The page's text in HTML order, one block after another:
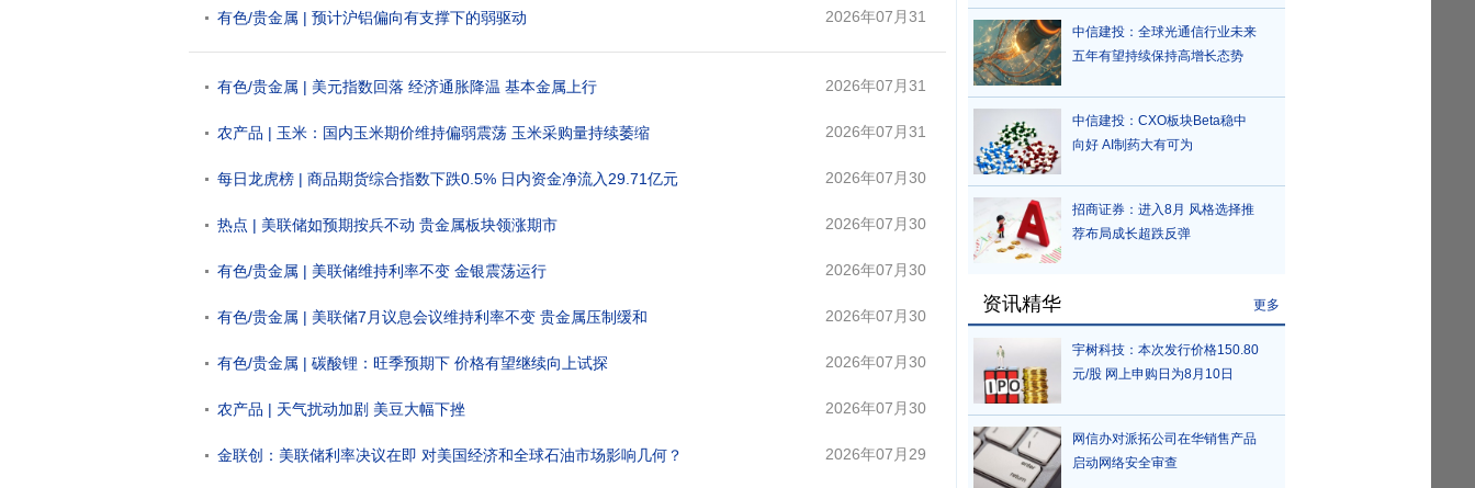
日 09:03
有色/贵金属 | 预计沪铝偏向有支撑下的弱驱动 2026年07月31
有色/贵金属 | 美元指数回落 经济通胀降温 基本金属上行
2026年07月31
日 08:45
农产品 | 玉米：国内玉米期价维持偏弱震荡 玉米采购量持续萎缩 2026年07月31
日 08:43
每日龙虎榜 | 商品期货综合指数下跌0.5% 日内资金净流入29.71亿元 2026年07月30
日 16:23
热点 | 美联储如预期按兵不动 贵金属板块领涨期市 2026年07月30
日 10:33
有色/贵金属 | 美联储维持利率不变 金银震荡运行 2026年07月30
日 09:28
有色/贵金属 | 美联储7月议息会议维持利率不变 贵金属压制缓和 2026年07月30
日 09:25
有色/贵金属 | 碳酸锂：旺季预期下 价格有望继续向上试探 2026年07月30
日 09:13
农产品 | 天气扰动加剧 美豆大幅下挫 2026年07月30
日 08:53
金联创：美联储利率决议在即 对美国经济和全球石油市场影响几何？ 2026年07月29
中信建投：全球光通信行业未来
五年有望持续保持高增长态势
中信建投：CXO板块Beta稳中
向好 AI制药大有可为
招商证券：进入8月 风格选择推
荐布局成长超跌反弹
资讯精华 更多
宇树科技：本次发行价格150.80
元/股 网上申购日为8月10日
网信办对派拓公司在华销售产品
启动网络安全审查